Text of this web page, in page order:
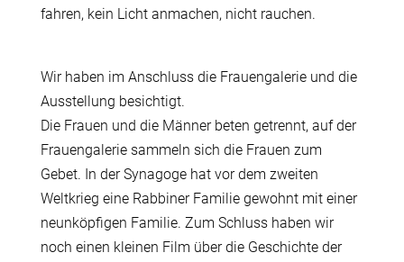
fahren, kein Licht anmachen, nicht rauchen.
Wir haben im Anschluss die Frauengalerie und die
Ausstellung besichtigt.
Die Frauen und die Männer beten getrennt, auf der
Frauengalerie sammeln sich die Frauen zum
Gebet. In der Synagoge hat vor dem zweiten
Weltkrieg eine Rabbiner Familie gewohnt mit einer
neunköpfigen Familie. Zum Schluss haben wir
noch einen kleinen Film über die Geschichte der